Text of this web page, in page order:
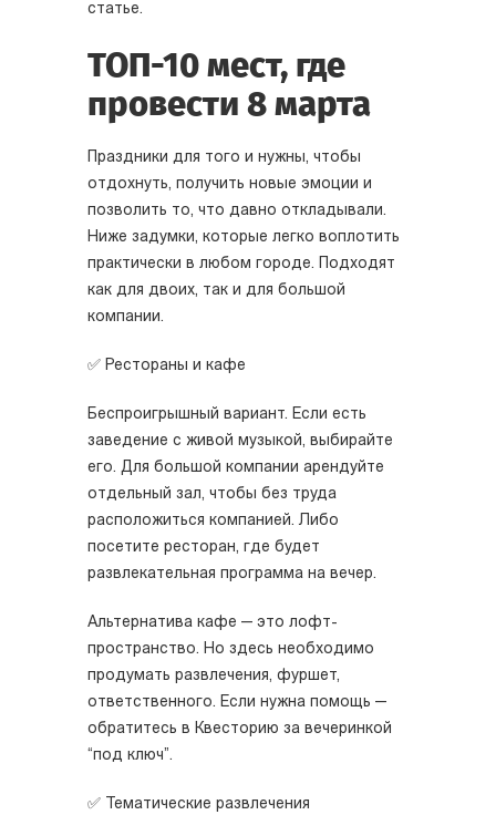
статье.
ТОП-10 мест, где
провести 8 марта
Праздники для того и нужны, чтобы
отдохнуть, получить новые эмоции и
позволить то, что давно откладывали.
Ниже задумки, которые легко воплотить
практически в любом городе. Подходят
как для двоих, так и для большой
компании.
✅ Рестораны и кафе
Беспроигрышный вариант. Если есть
заведение с живой музыкой, выбирайте
его. Для большой компании арендуйте
отдельный зал, чтобы без труда
расположиться компанией. Либо
посетите ресторан, где будет
развлекательная программа на вечер.
Альтернатива кафе — это лофт-
пространство. Но здесь необходимо
продумать развлечения, фуршет,
ответственного. Если нужна помощь —
обратитесь в Квесторию за вечеринкой
“под ключ”.
✅ Тематические развлечения